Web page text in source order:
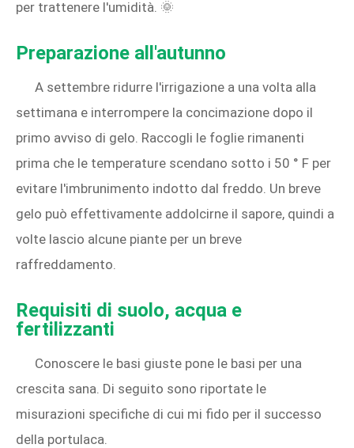
per trattenere l'umidità. 🌞
Preparazione all'autunno
A settembre ridurre l'irrigazione a una volta alla
settimana e interrompere la concimazione dopo il
primo avviso di gelo. Raccogli le foglie rimanenti
prima che le temperature scendano sotto i 50 ° F per
evitare l'imbrunimento indotto dal freddo. Un breve
gelo può effettivamente addolcirne il sapore, quindi a
volte lascio alcune piante per un breve
raffreddamento.
Requisiti di suolo, acqua e
fertilizzanti
Conoscere le basi giuste pone le basi per una
crescita sana. Di seguito sono riportate le
misurazioni specifiche di cui mi fido per il successo
della portulaca.